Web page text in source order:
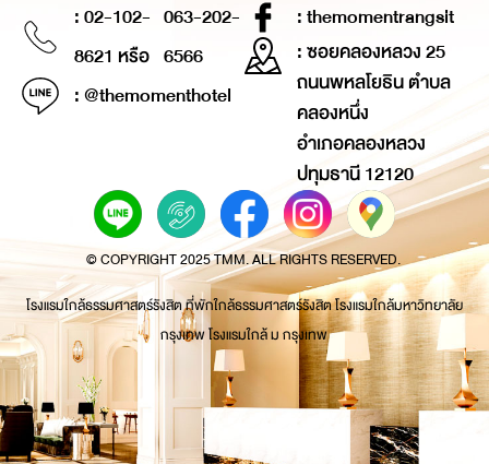
: 02-102-
8621 หรือ
063-202-
6566
: @themomenthotel
: themomentrangsit
: ซอยคลองหลวง 25
ถนนพหลโยธิน ตำบล
คลองหนึ่ง
อำเภอคลองหลวง
ปทุมธานี 12120
© COPYRIGHT 2025 TMM. ALL RIGHTS RESERVED.
โรงแรมใกล้ธรรมศาสตร์รังสิต ที่พักใกล้ธรรมศาสตร์รังสิต โรงแรมใกล้มหาวิทยาลัย
กรุงเทพ โรงแรมใกล้ ม กรุงเทพ